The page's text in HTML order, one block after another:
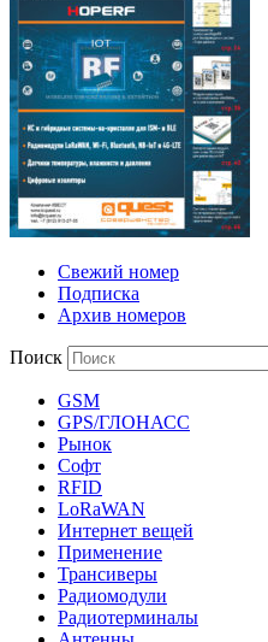
Свежий номер
Подписка
Архив номеров
Поиск
GSM
GPS/ГЛОНАСС
Рынок
Софт
RFID
LoRaWAN
Интернет вещей
Применение
Трансиверы
Радиомодули
Радиотерминалы